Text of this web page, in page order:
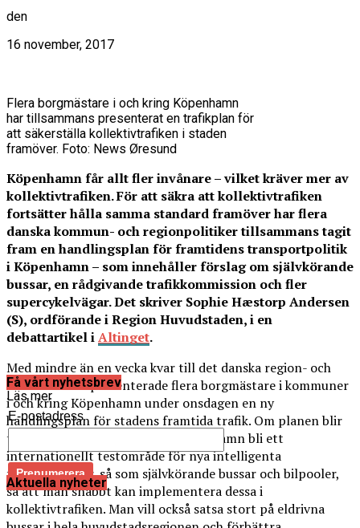
den
16 november, 2017
Flera borgmästare i och kring Köpenhamn
har tillsammans presenterat en trafikplan för
att säkerställa kollektivtrafiken i staden
framöver. Foto: News Øresund
Köpenhamn får allt fler invånare – vilket kräver mer av
kollektivtrafiken. För att säkra att kollektivtrafiken
fortsätter hålla samma standard framöver har flera
danska kommun- och regionpolitiker tillsammans tagit
fram en handlingsplan för framtidens transportpolitik
i Köpenhamn – som innehåller förslag om självkörande
bussar, en rådgivande trafikkommission och fler
supercykelvägar. Det skriver Sophie Hæstorp Andersen
(S), ordförande i Region Huvudstaden, i en
debattartikel iAltinget.
Med mindre än en vecka kvar till det danska region- och
kommunvalet presenterade flera borgmästare i kommuner
i och kring Köpenhamn under onsdagen en ny
handlingsplan för stadens framtida trafik. Om planen blir
till verklighet efter valet ska Köpenhamn bli ett
internationellt testområde för nya intelligenta
trafiklösningar, så som självkörande bussar och bilpooler,
så att man snabbt kan implementera dessa i
kollektivtrafiken. Man vill också satsa stort på eldrivna
Läs mer
Få vårt nyhetsbrev
E-postadress
Aktuella nyheter